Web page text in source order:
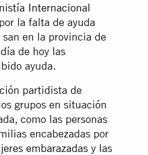
Internacional
la falta de ayuda
en la provincia de
de hoy las
ayuda.
partidista de
grupos en situación
como las personas
encabezadas por
embarazadas y las